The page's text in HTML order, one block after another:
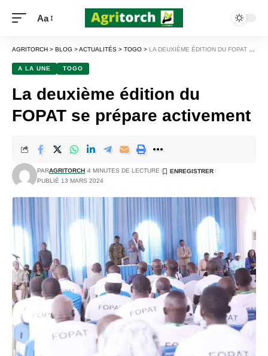
Aa
AGRITORCH > BLOG >ACTUALITÉS > TOGO > LA DEUXIÈME ÉDITION DU FOPAT SE PRÉPARE ACTIVEMENT
A LA UNE TOGO
La deuxième édition du
FOPAT se prépare activement
PARAGRITORCH 4 MINUTES DE LECTURE
PUBLIÉ 13 MARS 2024